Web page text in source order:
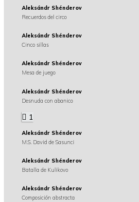
Aleksándr Shénderov
Recuerdos del circo
Aleksándr Shénderov
Cinco sillas
Aleksándr Shénderov
Mesa de juego
Aleksándr Shénderov
Desnuda con abanico
1
Aleksándr Shénderov
M.S. David de Sasunci
Aleksándr Shénderov
Batalla de Kulikovo
Aleksándr Shénderov
Composición abstracta